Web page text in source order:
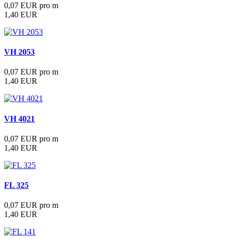
0,07 EUR pro m
1,40 EUR
VH 2053
0,07 EUR pro m
1,40 EUR
VH 4021
0,07 EUR pro m
1,40 EUR
FL 325
0,07 EUR pro m
1,40 EUR